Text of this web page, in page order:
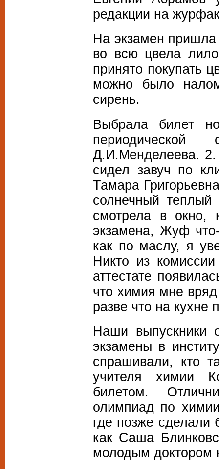
редакции на
На экзамен
во всю цвела
принято покупать
можно было
сирень.
Выбрала билет
периодической
Д.И.Менделеева. 2.
сидел завуч по
Тамара
солнечный теплый
смотрела в окно,
экзамена, Жуф
как по маслу, я
Никто из
аттестате
что химия мне
разве что на кухне
Наши выпускники
экзамены в
спрашивали, кто
учителя химии
билетом.
олимпиад по
где позже сделали
как Саша
молодым доктором